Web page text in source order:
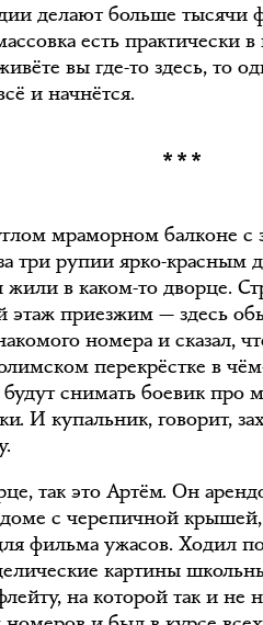
делают больше тысячи
есть практически
вы где-то здесь, то
и начнётся.
***
мраморном балконе
три рупии ярко-красным
в каком-то дворце.
этаж приезжим — здесь
номера и сказал,
перекрёстке в
будут снимать боевик
И купальник, говорит,
так это Артём. Он
доме с черепичной
фильма ужасов. Ходил
картины
на которой так и не